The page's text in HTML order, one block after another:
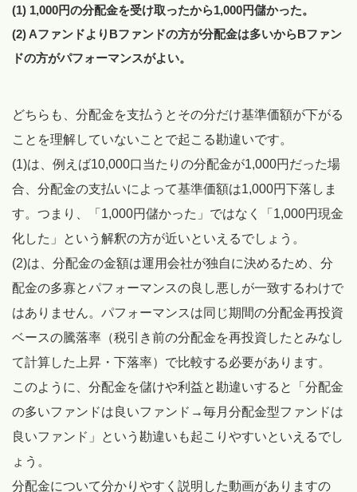
(1) 1,000円の分配金を受け取ったから1,000円儲かった。
(2) AファンドよりBファンドの方が分配金は多いからBファン
ドの方がパフォーマンスがよい。
どちらも、分配金を支払うとその分だけ基準価額が下がる
ことを理解していないことで起こる勘違いです。
(1)は、例えば10,000口当たりの分配金が1,000円だった場
合、分配金の支払いによって基準価額は1,000円下落しま
す。つまり、「1,000円儲かった」ではなく「1,000円現金
化した」という解釈の方が近いといえるでしょう。
(2)は、分配金の金額は運用会社が独自に決めるため、分
配金の多寡とパフォーマンスの良し悪しが一致するわけで
はありません。パフォーマンスは同じ期間の分配金再投資
ベースの騰落率（税引き前の分配金を再投資したとみなし
て計算した上昇・下落率）で比較する必要があります。
このように、分配金を儲けや利益と勘違いすると「分配金
の多いファンドは良いファンド→毎月分配金型ファンドは
良いファンド」という勘違いも起こりやすいといえるでし
ょう。
分配金について分かりやすく説明した動画がありますの